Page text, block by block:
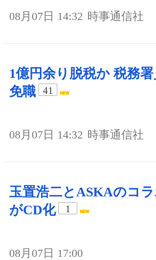
08月07日 14:32 時事通信社
1億円余り脱税か 税務
免職
41
08月07日 14:32 時事通信社
玉置浩二とASKAのコ
がCD化
1
08月07日 17:00